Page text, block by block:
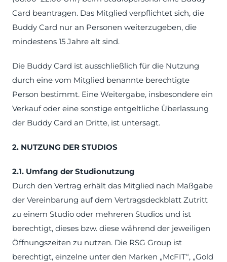
Card beantragen. Das Mitglied verpflichtet sich, die
Buddy Card nur an Personen weiterzugeben, die
mindestens 15 Jahre alt sind.
Die Buddy Card ist ausschließlich für die Nutzung
durch eine vom Mitglied benannte berechtigte
Person bestimmt. Eine Weitergabe, insbesondere ein
Verkauf oder eine sonstige entgeltliche Überlassung
der Buddy Card an Dritte, ist untersagt.
2. NUTZUNG DER STUDIOS
2.1. Umfang der Studionutzung
Durch den Vertrag erhält das Mitglied nach Maßgabe
der Vereinbarung auf dem Vertragsdeckblatt Zutritt
zu einem Studio oder mehreren Studios und ist
berechtigt, dieses bzw. diese während der jeweiligen
Öffnungszeiten zu nutzen. Die RSG Group ist
berechtigt, einzelne unter den Marken „McFIT“, „Gold